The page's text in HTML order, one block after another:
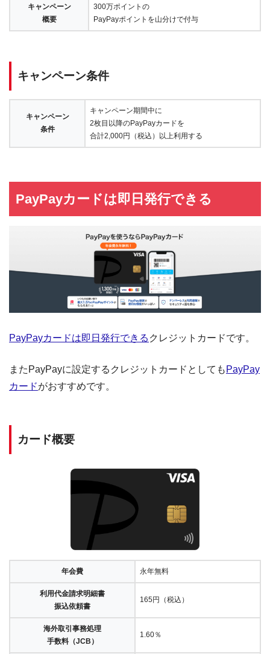
キャンペーン
概要
300万ポイントの
PayPayポイントを山分けで付与
キャンペーン条件
キャンペーン
条件
キャンペーン期間中に
2枚目以降のPayPayカードを
合計2,000円（税込）以上利用する
PayPayカードは即日発行できる
PayPayカードは即日発行できる クレジットカードです。
またPayPayに設定するクレジットカードとしても PayPay
カードがおすすめです。
カード概要
年会費 永年無料
利用代金請求明細書
振込依頼書
165円（税込）
海外取引事務処理
手数料（JCB）
1.60％